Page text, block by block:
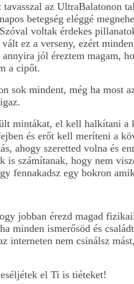
tavasszal az UltraBalatonon
betegség eléggé
voltak érdekes
ez a verseny, ezért
jól éreztem magam,
a cipőt.
sok mindent, még ha most
mintákat, el kell halkítani a
és erőt kell meríteni a
ahogy szeretted volna és
is számítanak, hogy nem
fennakadsz egy bokron
jobban érezd magad
minden ismerősöd és
interneten nem csinálsz
el Ti is tiéteket!